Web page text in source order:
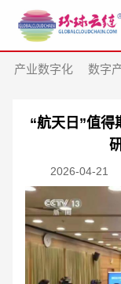
产业数字化 数字
“航天日”值得
2026-04-21